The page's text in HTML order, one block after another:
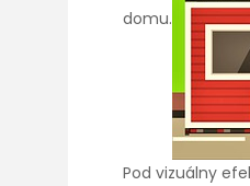
domu.
Pod vizuálny